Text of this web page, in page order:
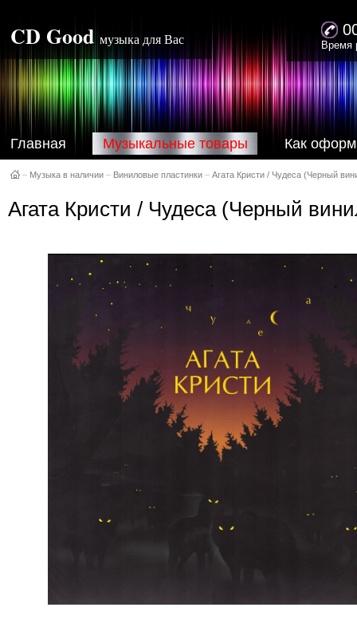
CD Good музыка для Вас Время
Главная Музыкальные товары Как
– Музыка в наличии – Виниловые пластинки – Агата Кристи / Чудеса (Черный
Агата Кристи / Чудеса (Черный